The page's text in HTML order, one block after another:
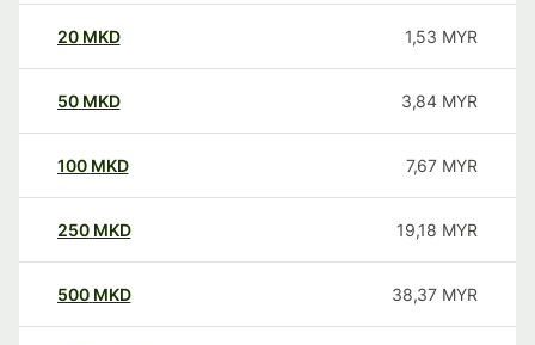
20 MKD 1,53 MYR
50 MKD 3,84 MYR
100 MKD 7,67 MYR
250 MKD 19,18 MYR
500 MKD 38,37 MYR